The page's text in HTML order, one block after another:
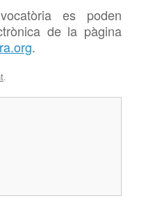
es poden
de la pàgina
.
.